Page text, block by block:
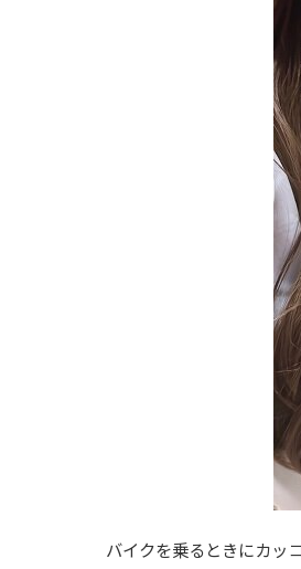
バイクを乗るときにカッ